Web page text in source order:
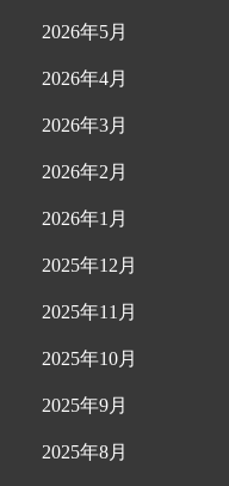
2026年5月
2026年4月
2026年3月
2026年2月
2026年1月
2025年12月
2025年11月
2025年10月
2025年9月
2025年8月